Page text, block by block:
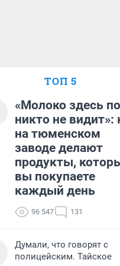
ТОП 5
«Молоко здесь
никто не видит»:
на тюменском
заводе делают
продукты,
вы покупаете
каждый день
96 547 131
Думали, что говорят с
полицейским. Тайское